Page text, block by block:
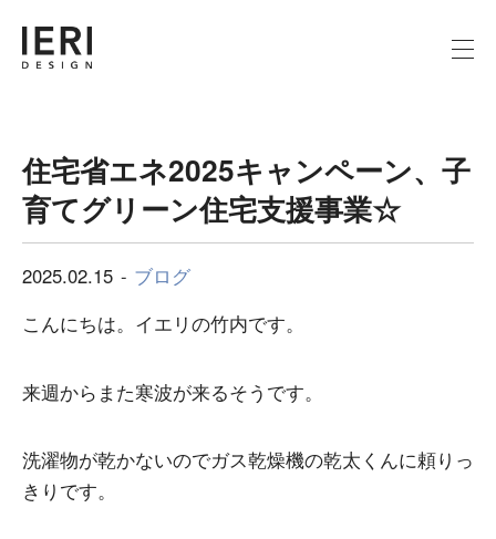
住宅省エネ2025キャンペーン、子
育てグリーン住宅支援事業☆
2025.02.15
ブログ
こんにちは。イエリの竹内です。
来週からまた寒波が来るそうです。
洗濯物が乾かないのでガス乾燥機の乾太くんに頼りっ
きりです。